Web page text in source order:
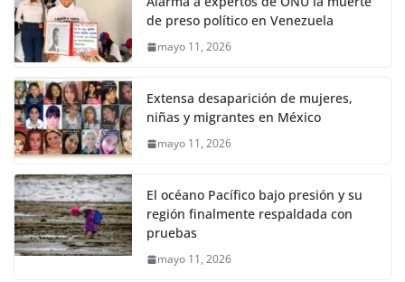
de preso político en Venezuela
mayo 11, 2026
Extensa desaparición de mujeres,
niñas y migrantes en México
mayo 11, 2026
El océano Pacífico bajo presión y su
región finalmente respaldada con
pruebas
mayo 11, 2026